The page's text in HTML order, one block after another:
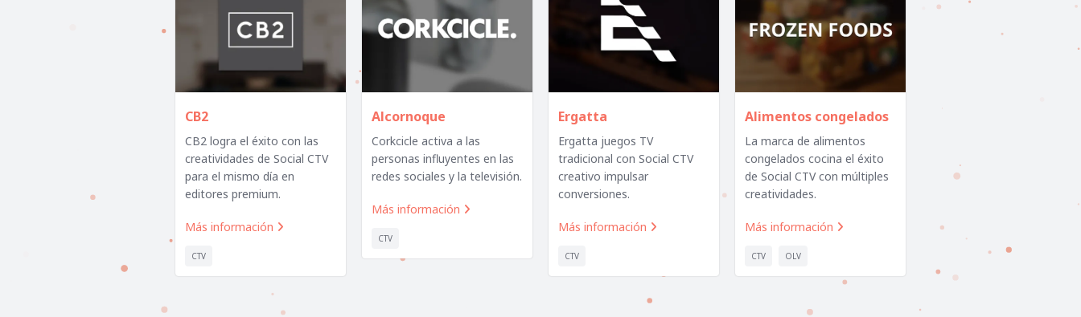
CB2
CB2 logra el éxito con las
creatividades de Social CTV
para el mismo día en
editores premium.
Más información 
CTV
Alcornoque
Corkcicle activa a las
personas influyentes en las
redes sociales y la televisión.
Más información 
CTV
Ergatta
Ergatta juegos TV
tradicional con Social CTV
creativo impulsar
conversiones.
Más información 
CTV
Alimentos congelados
La marca de alimentos
congelados cocina el éxito
de Social CTV con múltiples
creatividades.
Más información 
CTV OLV